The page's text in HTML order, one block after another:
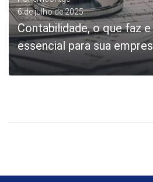
6 de julho de 2025
Contabilidade, o que faz
essencial para sua